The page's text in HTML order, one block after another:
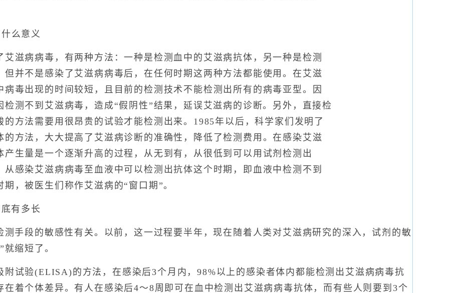
么意义
病病毒，有两种方法：一种是检测血中的艾滋病抗体，另一种是检测
但并不是感染了艾滋病病毒后，在任何时期这两种方法都能使用。在艾滋
病毒出现的时间较短，且目前的检测技术不能检测出所有的病毒亚型。因
检测不到艾滋病毒，造成“假阴性”结果，延误艾滋病的诊断。另外，直接检
的方法需要用很昂贵的试验才能检测出来。1985年以后，科学家们发明了
的方法，大大提高了艾滋病诊断的准确性，降低了检测费用。在感染艾滋
产生量是一个逐渐升高的过程，从无到有，从很低到可以用试剂检测出
从感染艾滋病病毒至血液中可以检测出抗体这个时期，即血液中检测不到
，被医生们称作艾滋病的“窗口期”。
有多长
段的敏感性有关。以前，这一过程要半年，现在随着人类对艾滋病研究的深入，试剂的敏
缩短了。
验(ELISA)的方法，在感染后3个月内，98%以上的感染者体内都能检测出艾滋病病毒抗
在着个体差异。有人在感染后4～8周即可在血中检测出艾滋病病毒抗体，而有些人则要到3个